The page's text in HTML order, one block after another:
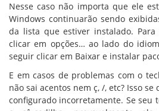
Nesse caso não importa que ele
Windows continuarão sendo
da lista que estiver instalado.
clicar em opções… ao lado do
seguir clicar em Baixar e instalar
E em casos de problemas com o
não sai acentos nem ç, /, etc? Isso
configurado incorretamente. Se seu